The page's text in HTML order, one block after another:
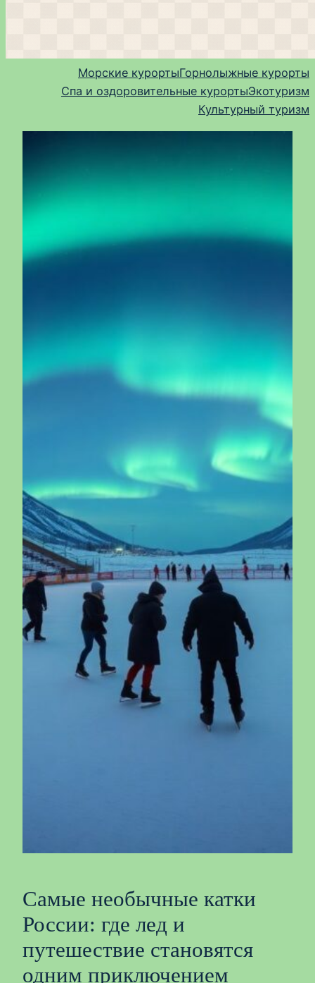
Морские курортыГорнолыжные курорты
Спа и оздоровительные курортыЭкотуризм
Культурный туризм
Самые необычные катки
России: где лед и
путешествие становятся
одним приключением